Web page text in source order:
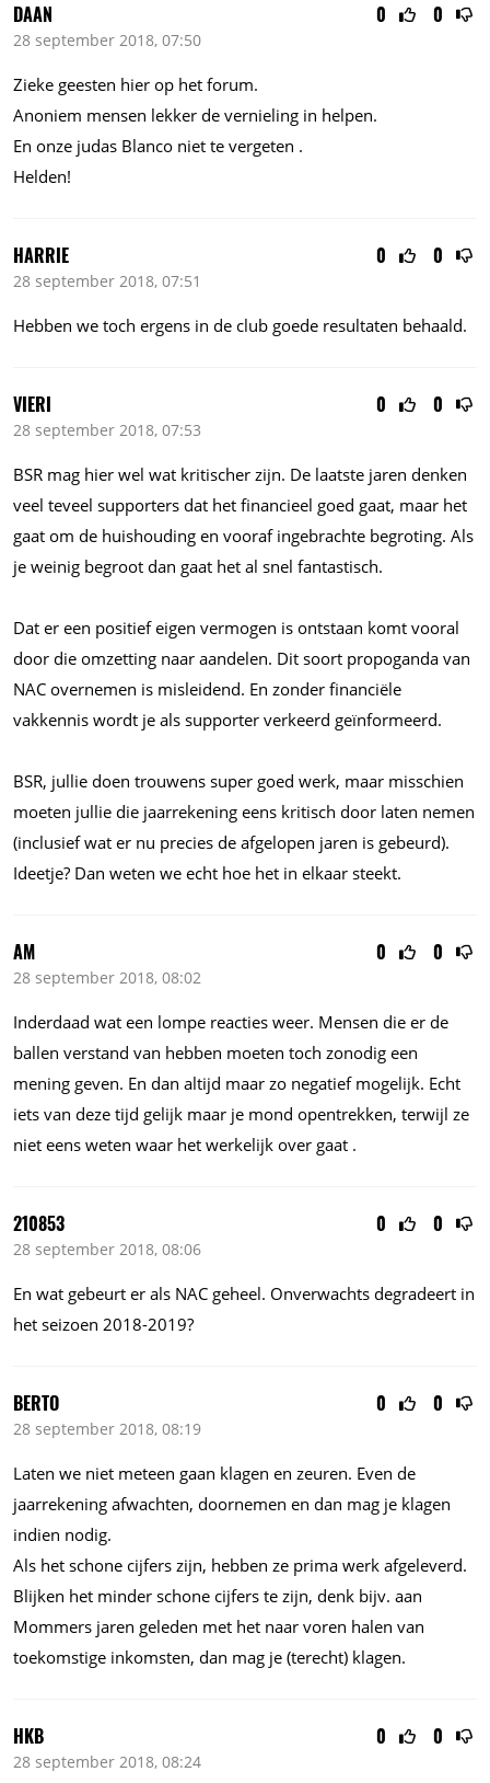
0 0
DAAN
28 september 2018, 07:50
Zieke geesten hier op het forum.
Anoniem mensen lekker de vernieling in helpen.
En onze judas Blanco niet te vergeten .
Helden!
0 0
HARRIE
28 september 2018, 07:51
Hebben we toch ergens in de club goede resultaten behaald.
0 0
VIERI
28 september 2018, 07:53
BSR mag hier wel wat kritischer zijn. De laatste jaren denken
veel teveel supporters dat het financieel goed gaat, maar het
gaat om de huishouding en vooraf ingebrachte begroting. Als
je weinig begroot dan gaat het al snel fantastisch.
Dat er een positief eigen vermogen is ontstaan komt vooral
door die omzetting naar aandelen. Dit soort propoganda van
NAC overnemen is misleidend. En zonder financiële
vakkennis wordt je als supporter verkeerd geïnformeerd.
BSR, jullie doen trouwens super goed werk, maar misschien
moeten jullie die jaarrekening eens kritisch door laten nemen
(inclusief wat er nu precies de afgelopen jaren is gebeurd).
Ideetje? Dan weten we echt hoe het in elkaar steekt.
0 0
AM
28 september 2018, 08:02
Inderdaad wat een lompe reacties weer. Mensen die er de
ballen verstand van hebben moeten toch zonodig een
mening geven. En dan altijd maar zo negatief mogelijk. Echt
iets van deze tijd gelijk maar je mond opentrekken, terwijl ze
niet eens weten waar het werkelijk over gaat .
0 0
210853
28 september 2018, 08:06
En wat gebeurt er als NAC geheel. Onverwachts degradeert in
het seizoen 2018-2019?
0 0
BERTO
28 september 2018, 08:19
Laten we niet meteen gaan klagen en zeuren. Even de
jaarrekening afwachten, doornemen en dan mag je klagen
indien nodig.
Als het schone cijfers zijn, hebben ze prima werk afgeleverd.
Blijken het minder schone cijfers te zijn, denk bijv. aan
Mommers jaren geleden met het naar voren halen van
toekomstige inkomsten, dan mag je (terecht) klagen.
0 0
HKB
28 september 2018, 08:24